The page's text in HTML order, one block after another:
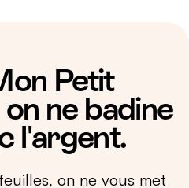
Petit
ne badine
l'argent.
on ne vous met